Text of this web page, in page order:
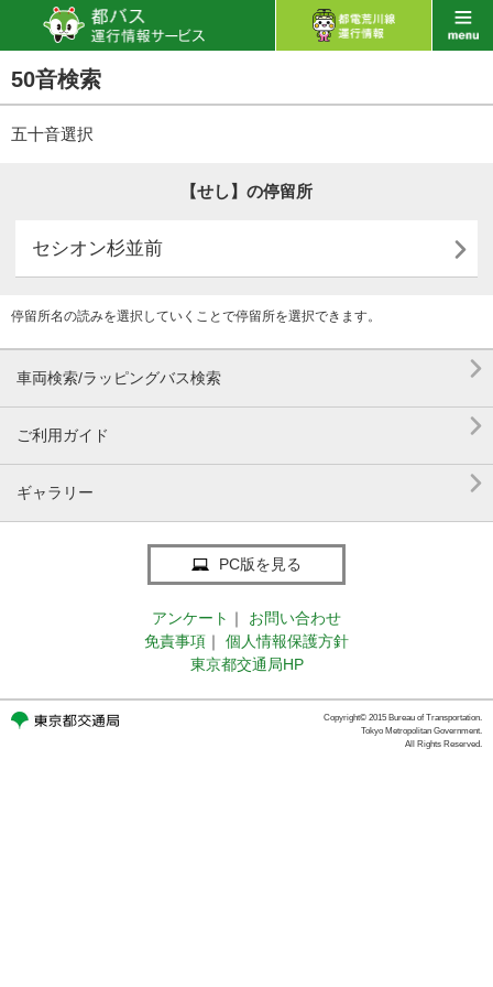
50音検索
五十音選択
【せし】の停留所
セシオン杉並前 
停留所名の読みを選択していくことで停留所を選択できます。
車両検索/ラッピングバス検索 
ご利用ガイド 
ギャラリー 
PC版を見る
アンケート ｜
お問い合わせ
免責事項 ｜
個人情報保護方針
東京都交通局HP
Copyright© 2015 Bureau of Transportation.
Tokyo Metropolitan Government.
All Rights Reserved.